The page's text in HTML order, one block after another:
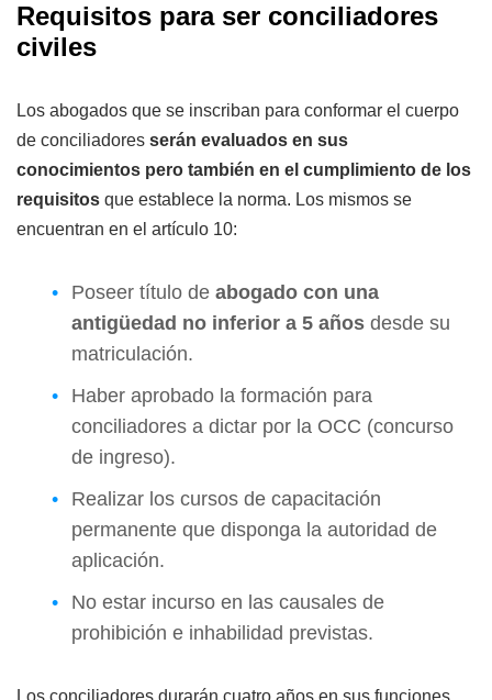
Requisitos para ser conciliadores
civiles
Los abogados que se inscriban para conformar el cuerpo
de conciliadores serán evaluados en sus
conocimientos pero también en el cumplimiento de los
requisitos que establece la norma. Los mismos se
encuentran en el artículo 10:
Poseer título de abogado con una
antigüedad no inferior a 5 años desde su
matriculación.
Haber aprobado la formación para
conciliadores a dictar por la OCC (concurso
de ingreso).
Realizar los cursos de capacitación
permanente que disponga la autoridad de
aplicación.
No estar incurso en las causales de
prohibición e inhabilidad previstas.